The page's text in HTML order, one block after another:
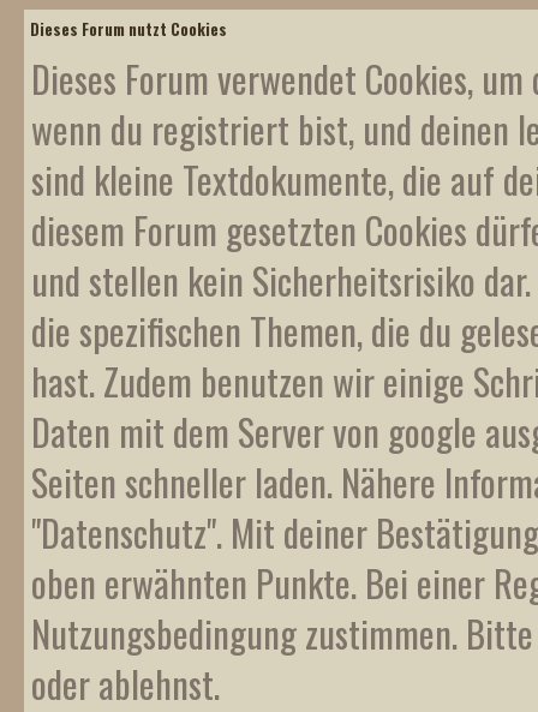
Dieses Forum nutzt Cookies
Dieses Forum verwendet Cookies,
wenn du registriert bist, und deinen
sind kleine Textdokumente, die auf
diesem Forum gesetzten Cookies
und stellen kein Sicherheitsrisiko
die spezifischen Themen, die du
hast. Zudem benutzen wir einige
Daten mit dem Server von google
Seiten schneller laden. Nähere
"Datenschutz". Mit deiner
oben erwähnten Punkte. Bei einer
Nutzungsbedingung zustimmen.
oder ablehnst.